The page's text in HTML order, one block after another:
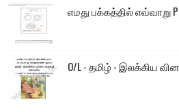
எமது பக்கத்தில் எவ்வாறு
O/L - தமிழ் - இலக்கிய